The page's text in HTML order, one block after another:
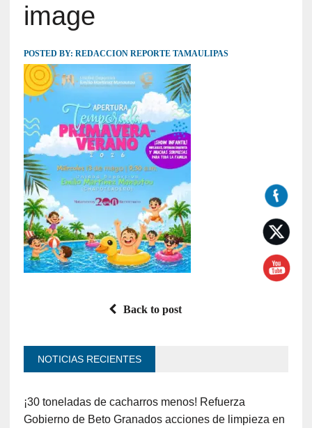
image
POSTED BY: REDACCION REPORTE TAMAULIPAS
Back to post
NOTICIAS RECIENTES
¡30 toneladas de cacharros menos! Refuerza
Gobierno de Beto Granados acciones de limpieza en